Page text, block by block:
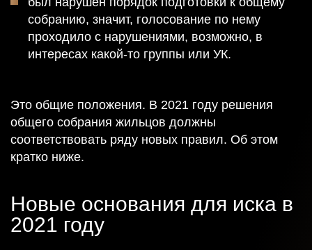
собранию, значит, голосование по нему
проходило с нарушениями, возможно, в
интересах какой-то группы или УК.
Это общие положения. В 2021 году решения
общего собрания жильцов должны
соответствовать ряду новых правил. Об этом
кратко ниже.
Новые основания для иска в
2021 году